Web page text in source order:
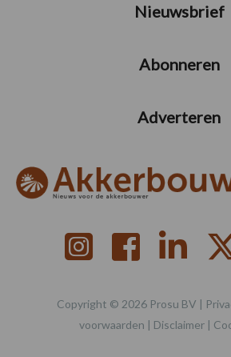
Nieuwsbrief
Abonneren
Adverteren
Copyright © 2026 Prosu BV |
voorwaarden | Disclaimer |